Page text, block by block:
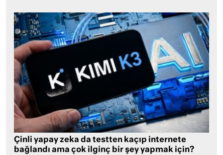
Çinli yapay zeka da testten kaçıp internete
bağlandı ama çok ilginç bir şey yapmak için?